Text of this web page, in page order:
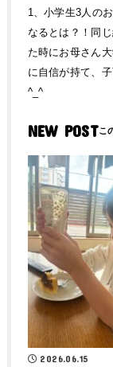
1、小学生3人の
なるとは？！同
た時にお母さん
に自信が持て、
^_^
NEW POST
2026.06.15